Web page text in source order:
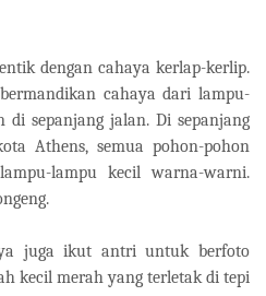
dengan cahaya kerlap-kerlip.
cahaya dari lampu-
di sepanjang jalan. Di sepanjang
Athens, semua pohon-pohon
lampu kecil warna-warni.
juga ikut antri untuk berfoto
kecil merah yang terletak di tepi